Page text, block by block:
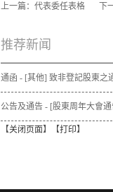
上一篇： 代表委任表格 下
推荐新闻
公告及通告 - [股東周年大會通
【关闭页面】【打印】